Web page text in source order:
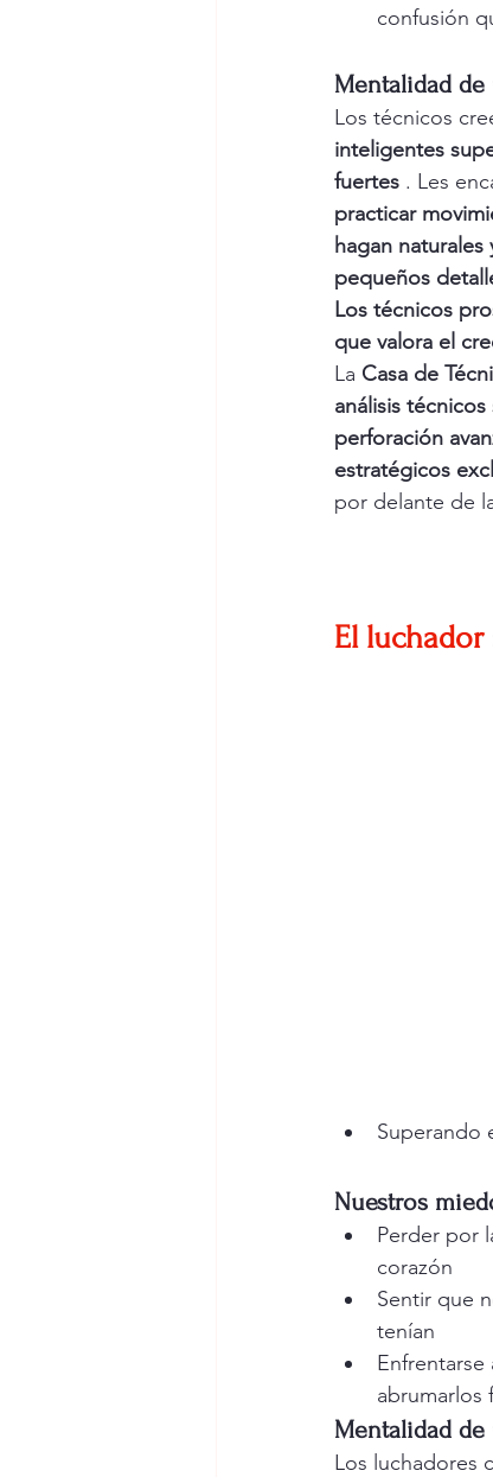
confusión
Mentalidad de
Los técnicos
inteligentes
fuertes . Les
practicar
hagan
pequeños
Los técnicos
que valora el
La Casa de
análisis
perforación
estratégicos
por delante de
El luchador
Superando
Nuestros
Perder por
corazón
Sentir que
tenían
abrumarlos
Mentalidad de
Los luchadores